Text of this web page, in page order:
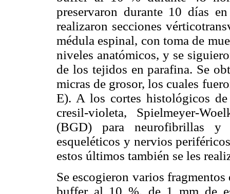
preservaron durante 10 días
realizaron secciones
médula espinal, con toma de
niveles anatómicos, y se
de los tejidos en parafina. Se
micras de grosor, los cuales
E). A los cortes histológicos
cresil-violeta, Spielmeyer-
(BGD) para neurofibrillas y
esqueléticos y nervios
estos últimos también se les
Se escogieron varios